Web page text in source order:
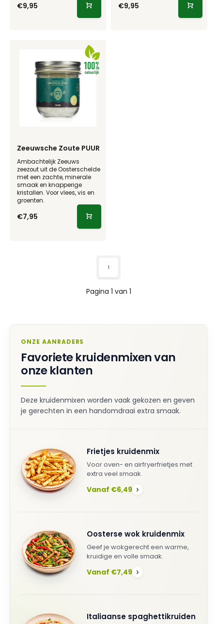
€9,95 €9,95
Zeeuwsche Zoute PUUR
Ambachtelijk Zeeuws
zeezout uit de Oosterschelde
met een zachte, minerale
smaak en knapperige
kristallen. Voor vlees, vis en
groenten.
€7,95
Pagina 1 van 1
1
ONZE AANRADERS
Favoriete kruidenmixen van
onze klanten
Deze kruidenmixen worden vaak gekozen en geven
je gerechten in een handomdraai extra smaak.
Frietjes kruidenmix
Voor oven- en airfryerfrietjes met
extra veel smaak.
Vanaf €6,49 ›
Oosterse wok kruidenmix
Geef je wokgerecht een warme,
kruidige en volle smaak.
Vanaf €7,49 ›
Italiaanse spaghettikruiden